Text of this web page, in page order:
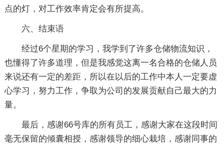
点的灯，对工作效率肯定会有所提高。
六、结束语
经过6个星期的学习，我学到了许多仓储物流知识，
也懂得了许多道理，但是我感觉这离一名合格的仓储人员
来说还有一定的差距，所以在以后的工作中本人一定要虚
心学习，努力工作，争取为公司的发展贡献自己最大的力
量。
最后，感谢66号库的所有员工，感谢大家在这段时间
毫无保留的倾囊相授，感谢领导的细心栽培，感谢同事的